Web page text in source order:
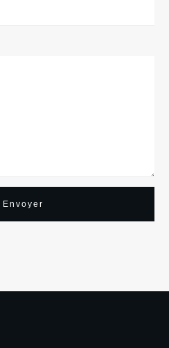
Envoyer